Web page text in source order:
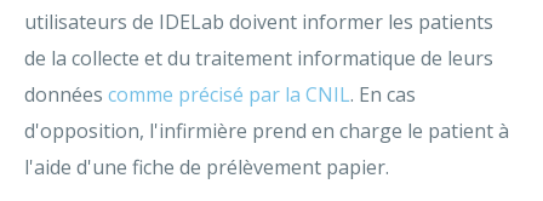
utilisateurs de IDELab doivent informer les patients
de la collecte et du traitement informatique de leurs
données comme précisé par la CNIL. En cas
d'opposition, l'infirmière prend en charge le patient à
l'aide d'une fiche de prélèvement papier.